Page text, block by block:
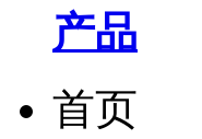
产品
首页